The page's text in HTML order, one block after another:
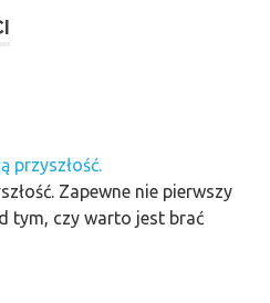
przyszłość.
Zapewne nie pierwszy
tym, czy warto jest brać